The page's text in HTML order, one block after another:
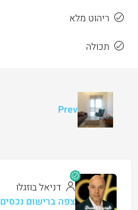
ריהוט מלא
תכולה
Prev
דניאל בוזגלו
צפה ברישום נכסים